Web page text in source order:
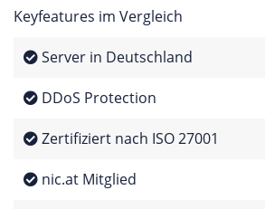
Keyfeatures im Vergleich
Server in Deutschland
DDoS Protection
Zertifiziert nach ISO 27001
nic.at Mitglied